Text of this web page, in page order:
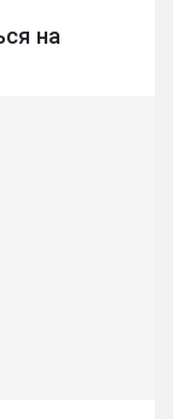
на